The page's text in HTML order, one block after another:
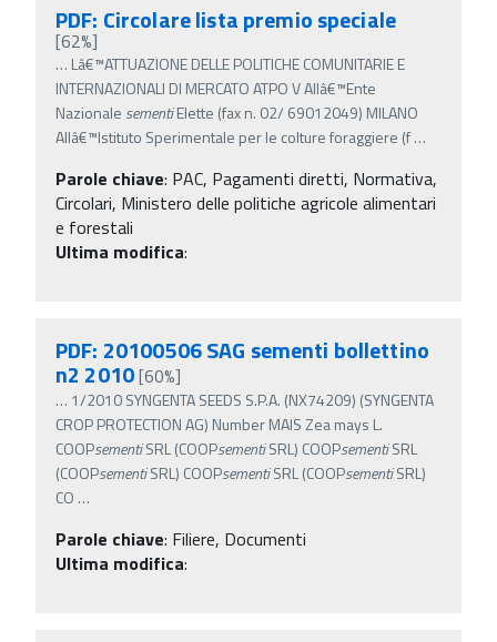
PDF: Circolare lista premio speciale
[62%]
… Lâ€™ATTUAZIONE DELLE POLITICHE COMUNITARIE E
INTERNAZIONALI DI MERCATO ATPO V Allâ€™Ente
Nazionale sementiElette (fax n. 02/ 69012049) MILANO
Allâ€™Istituto Sperimentale per le colture foraggiere (f…
Parole chiave: PAC, Pagamenti diretti, Normativa,
Circolari, Ministero delle politiche agricole alimentari
e forestali
Ultima modifica:
PDF: 20100506 SAG sementi bollettino
n2 2010[60%]
… 1/2010 SYNGENTA SEEDS S.P.A. (NX74209) (SYNGENTA
CROP PROTECTION AG) Number MAIS Zea mays L.
COOPsementiSRL (COOPsementiSRL) COOPsementiSRL
(COOPsementiSRL) COOPsementiSRL (COOPsementiSRL)
CO …
Parole chiave: Filiere, Documenti
Ultima modifica: